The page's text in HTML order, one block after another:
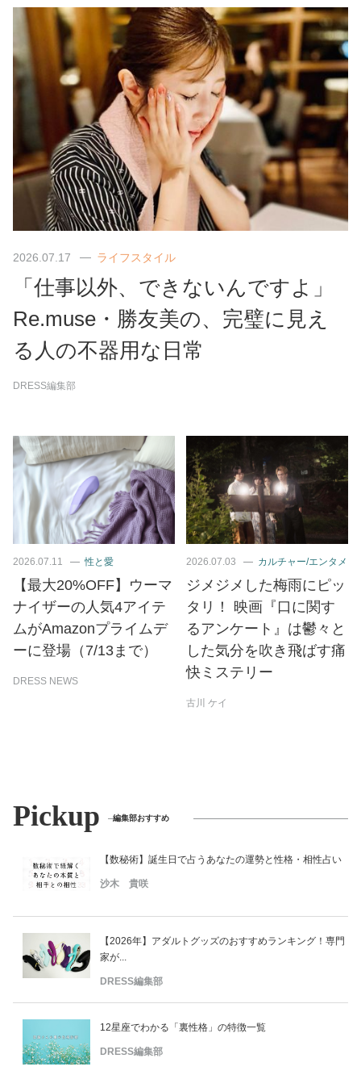
2026.07.17 ライフスタイル
「仕事以外、できないんですよ」
Re.muse・勝友美の、完璧に見え
る人の不器用な日常
DRESS編集部
2026.07.11 性と愛
【最大20%OFF】ウーマ
ナイザーの人気4アイテ
ムがAmazonプライムデ
ーに登場（7/13まで）
DRESS NEWS
2026.07.03 カルチャー/エンタメ
ジメジメした梅雨にピッ
タリ！ 映画『口に関す
るアンケート』は鬱々と
した気分を吹き飛ばす痛
快ミステリー
古川 ケイ
Pickup 編集部おすすめ
【数秘術】誕生日で占うあなたの運勢と性格・相性占い
沙木 貴咲
【2026年】アダルトグッズのおすすめランキング！専門
家が...
DRESS編集部
12星座でわかる「裏性格」の特徴一覧
DRESS編集部